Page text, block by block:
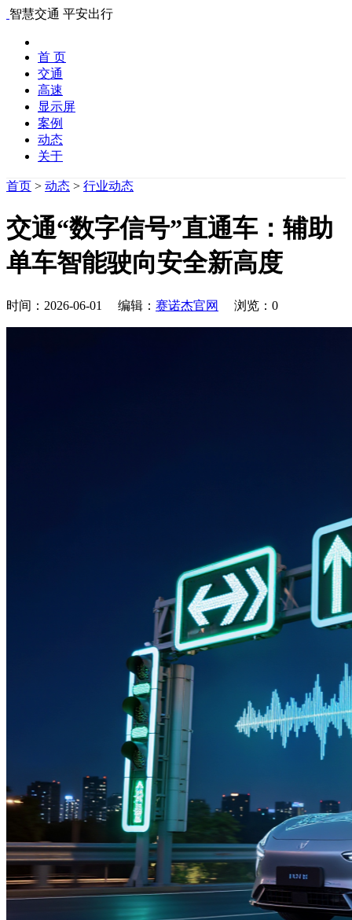
智慧交通 平安出行
首 页
交通
高速
显示屏
案例
动态
关于
首页 > 动态 > 行业动态
交通“数字信号”直通车：辅助
单车智能驶向安全新高度
时间：2026-06-01 编辑： 赛诺杰官网 浏览： 0